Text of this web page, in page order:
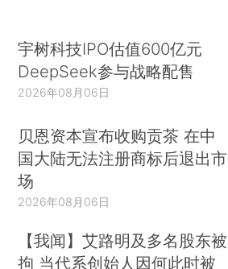
宇树科技IPO估值600亿元
DeepSeek参与战略配售
2026年08月06日
贝恩资本宣布收购贡茶 在中
国大陆无法注册商标后退出市
场
2026年08月06日
【我闻】艾路明及多名股东被
拘 当代系创始人因何此时被